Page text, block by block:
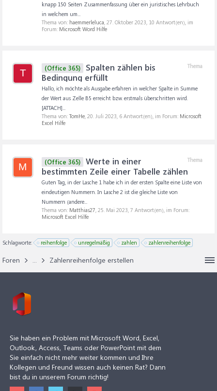
knapp 150 Seiten Zusammenfassung über ein juristisches Lehrbuch
in welchem um...
Thema von: haemmerleluca, 27. Oktober 2023, 10 Antwort(en), im
Forum: Microsoft Word Hilfe
T
Thema
(Office 365)
Spalten zählen bis
Bedingung erfüllt
Hallo, ich möchte als Ausgabe erfahren in welcher Spalte in Summe
der Wert aus Zelle B5 erreicht bzw. erstmals überschritten wird.
[ATTACH]...
Thema von: TomHe, 20. Juli 2023, 6 Antwort(en), im Forum: Microsoft
Excel Hilfe
M
Thema
(Office 365)
Werte in einer
bestimmten Zeile einer Tabelle zählen
Guten Tag, in der Lasche 1 habe ich in der ersten Spalte eine Liste von
eindeutigen Nummern. In Lasche 2 ist die gleiche Liste von
Nummern (andere...
Thema von: Matthias27, 25. Mai 2023, 7 Antwort(en), im Forum:
Microsoft Excel Hilfe
Schlagworte: reihenfolge unregelmäßig zahlen zahlenreihenfolge
Foren ... Zahlenreihenfolge erstellen
Sie haben ein Problem mit Microsoft Word, Excel,
Outlook, Access, Teams oder PowerPoint mit dem
Sie einfach nicht mehr weiter kommen und Ihre
Kollegen und Freund wissen auch keinen Rat? Dann
bist du in unserem Forum richtig!